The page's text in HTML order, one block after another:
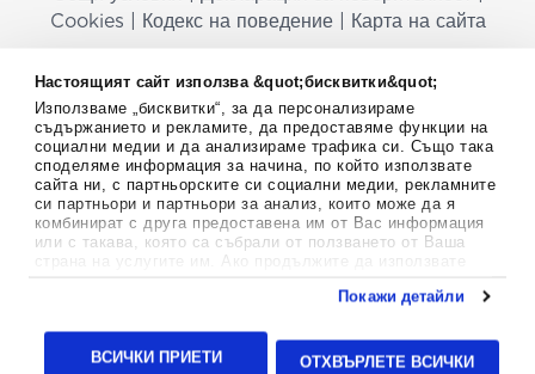
Настоящият сайт използва &quot;бисквитки&quot;
Използваме „бисквитки“, за да персонализираме
съдържанието и рекламите, да предоставяме функции на
социални медии и да анализираме трафика си. Също така
споделяме информация за начина, по който използвате
сайта ни, с партньорските си социални медии, рекламните
си партньори и партньори за анализ, които може да я
комбинират с друга предоставена им от Вас информация
или с такава, която са събрали от ползването от Ваша
страна на услугите им. Ако продължите да използвате
тук.
Покажи детайли
ВСИЧКИ ПРИЕТИ ОТХВЪРЛЕТЕ ВСИЧКИ
Cookies
Кодекс на поведение| Карта на сайта
заместват балансираната диета и не са предназначени за
профилактика, лечение или лечение на човешки заболявания.
Консултирайте се с Вашия лекар, ако сте бременна, кърмите,
приемате лекарства или имате някакви здравословни проблеми,
преди да използвате някаква хранителна добавка. Непрекъснато се
стремим да ви предоставяме точна и валидна информация. Ако
имате някакви въпроси или коментари относно тях, моля свържете
се с нас.
Aptekapromahon.com eBusinessTeam • Website by
24lc.gr